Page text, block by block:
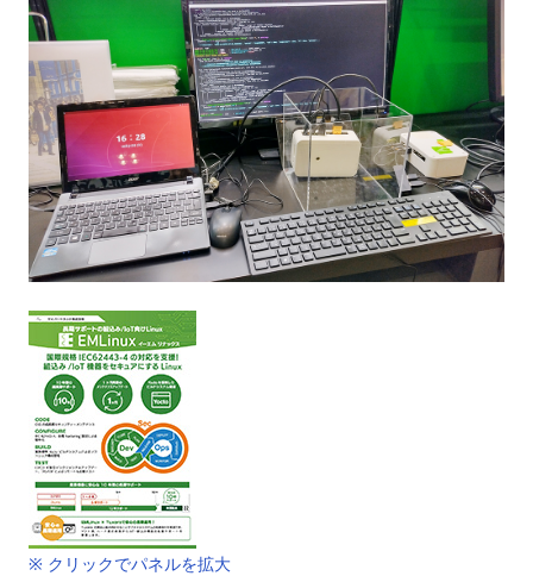
※ クリックでパネルを拡大